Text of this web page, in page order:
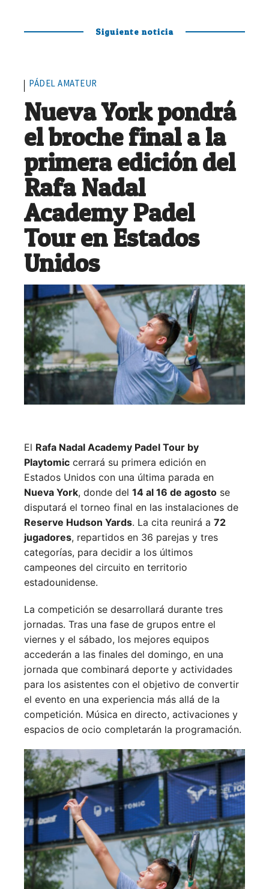
Siguiente noticia
PÁDEL AMATEUR
Nueva York pondrá
el broche final a la
primera edición del
Rafa Nadal
Academy Padel
Tour en Estados
Unidos
El Rafa Nadal Academy Padel Tour by
Playtomic cerrará su primera edición en
Estados Unidos con una última parada en
Nueva York, donde del 14 al 16 de agosto se
disputará el torneo final en las instalaciones de
Reserve Hudson Yards. La cita reunirá a 72
jugadores, repartidos en 36 parejas y tres
categorías, para decidir a los últimos
campeones del circuito en territorio
estadounidense.
La competición se desarrollará durante tres
jornadas. Tras una fase de grupos entre el
viernes y el sábado, los mejores equipos
accederán a las finales del domingo, en una
jornada que combinará deporte y actividades
para los asistentes con el objetivo de convertir
el evento en una experiencia más allá de la
competición. Música en directo, activaciones y
espacios de ocio completarán la programación.